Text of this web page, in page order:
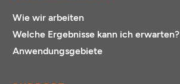
Wie wir arbeiten
Welche Ergebnisse kann ich erwarten?
Anwendungsgebiete